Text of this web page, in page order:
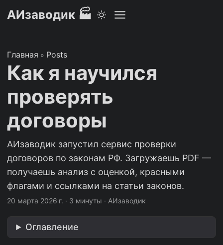
АИзаводик 🏭
Главная » Posts
Как я научился
проверять
договоры
АИзаводик запустил сервис проверки
договоров по законам РФ. Загружаешь PDF —
получаешь анализ с оценкой, красными
флагами и ссылками на статьи законов.
20 марта 2026 г. · 3 минуты · АИзаводик
Оглавление